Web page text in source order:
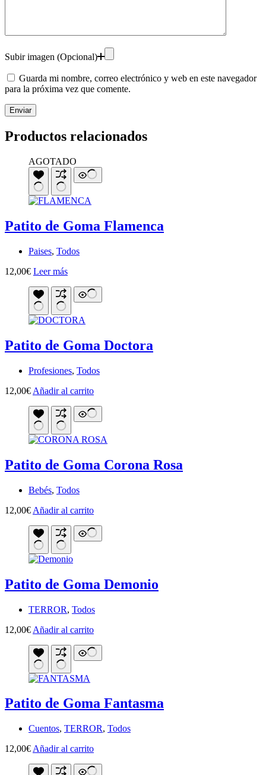
Subir imagen (Opcional)
Guarda mi nombre, correo electrónico y web en este navegador
para la próxima vez que comente.
Enviar
Productos relacionados
AGOTADO
Patito de Goma Flamenca
Paises, Todos
12,00€ Leer más
Patito de Goma Doctora
Profesiones, Todos
12,00€ Añadir al carrito
Patito de Goma Corona Rosa
Bebés, Todos
12,00€ Añadir al carrito
Patito de Goma Demonio
TERROR, Todos
12,00€ Añadir al carrito
Patito de Goma Fantasma
Cuentos, TERROR, Todos
12,00€ Añadir al carrito